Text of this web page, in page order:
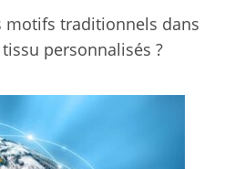
motifs traditionnels dans
personnalisés ?